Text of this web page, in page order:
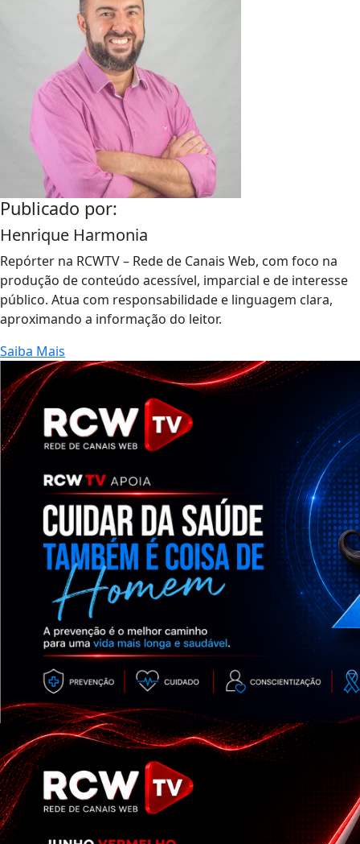
Publicado por:
Henrique Harmonia
Repórter na RCWTV – Rede de Canais Web, com foco na
produção de conteúdo acessível, imparcial e de interesse
público. Atua com responsabilidade e linguagem clara,
aproximando a informação do leitor.
Saiba Mais